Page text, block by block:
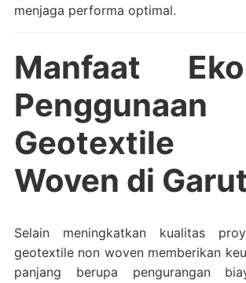
menjaga performa optimal.
Manfaat
Penggunaan
Geotextile
Woven di
Selain meningkatkan kualitas
geotextile non woven memberikan
panjang berupa pengurangan